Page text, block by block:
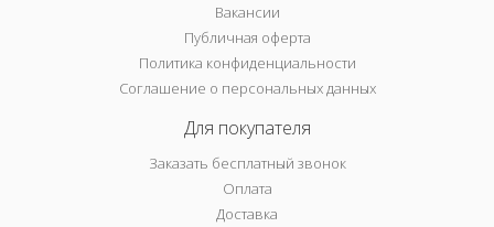
Вакансии
Публичная оферта
Политика конфиденциальности
Соглашение о персональных данных
Для покупателя
Заказать бесплатный звонок
Оплата
Доставка